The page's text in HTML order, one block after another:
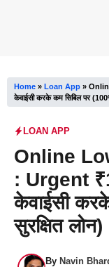
Home » Loan App »
केवाईसी करके कम सिबिल पर
LOAN APP
Online
: Urgent
केवाईसी
सुरक्षित लोन)
By Navin